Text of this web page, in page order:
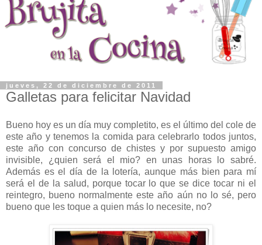
jueves, 22 de diciembre de 2011
Galletas para felicitar Navidad
Bueno hoy es un día muy completito, es el último del cole de
este año y tenemos la comida para celebrarlo todos juntos,
este año con concurso de chistes y por supuesto amigo
invisible, ¿quien será el mio? en unas horas lo sabré.
Además es el día de la lotería, aunque más bien para mí
será el de la salud, porque tocar lo que se dice tocar ni el
reintegro, bueno normalmente este año aún no lo sé, pero
bueno que les toque a quien más lo necesite, no?